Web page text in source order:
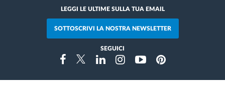
LEGGI LE ULTIME SULLA TUA EMAIL
SOTTOSCRIVI LA NOSTRA NEWSLETTER
SEGUICI
FacebookTwitterLinkedinInstragramYoutubePinterest